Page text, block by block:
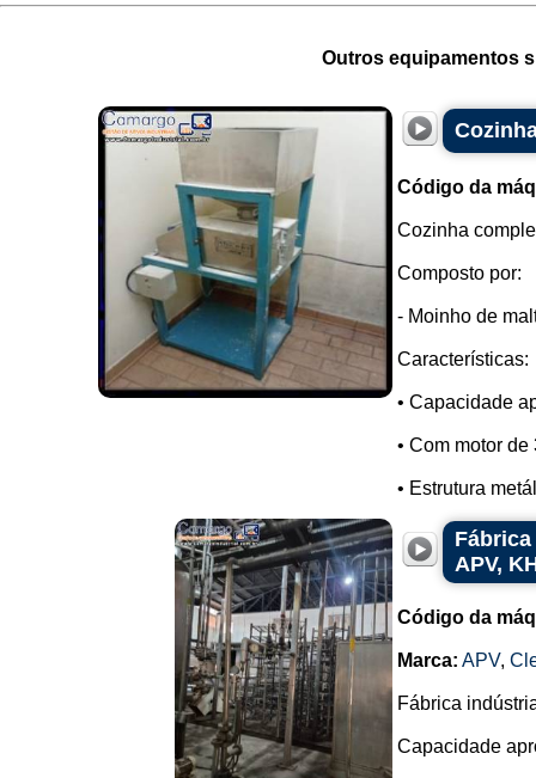
Outros equipamentos
Código da
Cozinha
Composto por:
- Moinho de
Características:
• Capacidade
• Com motor de
• Estrutura
APV,
Código da
Marca: APV,
Fábrica
Capacidade